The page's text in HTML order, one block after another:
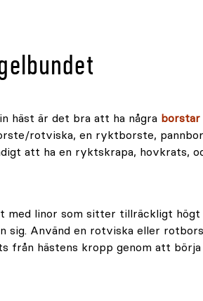
häst är det bra att ha några borstar
rotviska, en ryktborste,
att ha en ryktskrapa, hovkrats,
med linor som sitter tillräckligt
sig. Använd en rotviska eller
från hästens kropp genom att